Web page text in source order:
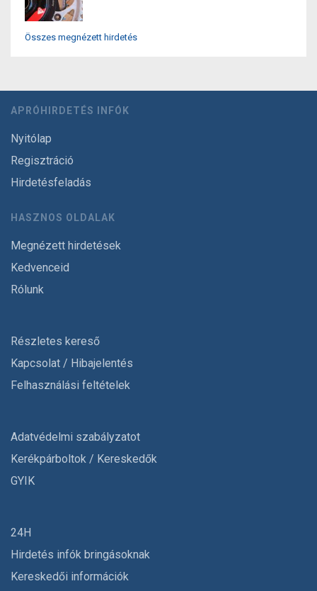
Összes megnézett hirdetés
APRÓHIRDETÉS INFÓK
Nyitólap
Regisztráció
Hirdetésfeladás
HASZNOS OLDALAK
Megnézett hirdetések
Kedvenceid
Rólunk
Részletes kereső
Kapcsolat / Hibajelentés
Felhasználási feltételek
Adatvédelmi szabályzatot
Kerékpárboltok / Kereskedők
GYIK
24H
Hirdetés infók bringásoknak
Kereskedői információk